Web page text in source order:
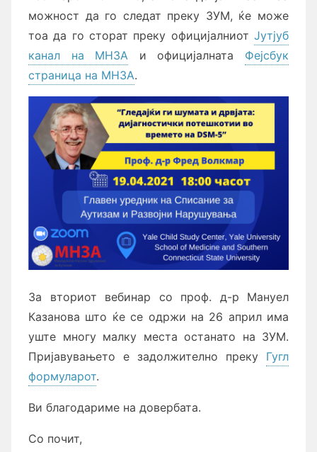
можност да го следат преку ЗУМ, ќе може
тоа да го сторат преку официјалниот Јутјуб
канал на МНЗА и официјалната Фејсбук
страница на МНЗА.
За вториот вебинар со проф. д-р Мануел
Казанова што ќе се одржи на 26 април има
уште многу малку места останато на ЗУМ.
Пријавувањето е задолжително преку Гугл
формуларот.
Ви благодариме на довербата.
Со почит,